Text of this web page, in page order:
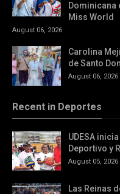
Dominicana
Miss World
August 06, 2026
Carolina
de Santo
August 06, 2026
Recent in Deportes
UDESA
Deportivo y
August 05, 2026
Las Reinas